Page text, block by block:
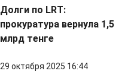
Долги по LRT:
прокуратура вернула 1,5
млрд тенге
29 октября 2025 16:44